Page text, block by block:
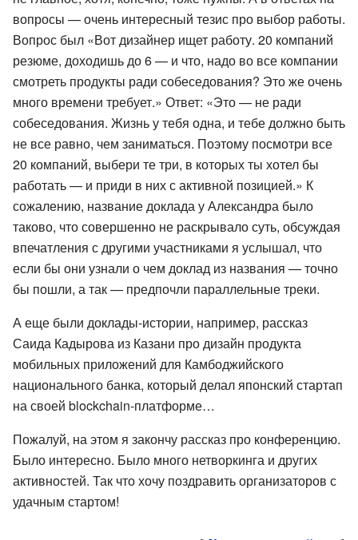
вопросы — очень интересный тезис про выбор работы.
Вопрос был «Вот дизайнер ищет работу. 20 компаний
резюме, доходишь до 6 — и что, надо во все компании
смотреть продукты ради собеседования? Это же очень
много времени требует.» Ответ: «Это — не ради
собеседования. Жизнь у тебя одна, и тебе должно быть
не все равно, чем заниматься. Поэтому посмотри все
20 компаний, выбери те три, в которых ты хотел бы
работать — и приди в них с активной позицией.» К
сожалению, название доклада у Александра было
таково, что совершенно не раскрывало суть, обсуждая
впечатления с другими участниками я услышал, что
если бы они узнали о чем доклад из названия — точно
бы пошли, а так — предпочли параллельные треки.
А еще были доклады-истории, например, рассказ
Саида Кадырова из Казани про дизайн продукта
мобильных приложений для Камбоджийского
национального банка, который делал японский стартап
на своей blockchain-платформе…
Пожалуй, на этом я закончу рассказ про конференцию.
Было интересно. Было много нетворкинга и других
активностей. Так что хочу поздравить организаторов с
удачным стартом!